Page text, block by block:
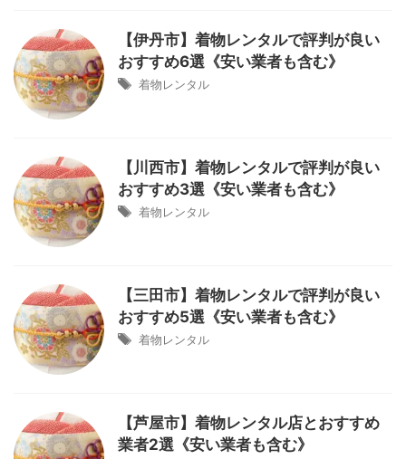
【伊丹市】着物レンタルで評判が良い
おすすめ6選《安い業者も含む》
着物レンタル
【川西市】着物レンタルで評判が良い
おすすめ3選《安い業者も含む》
着物レンタル
【三田市】着物レンタルで評判が良い
おすすめ5選《安い業者も含む》
着物レンタル
【芦屋市】着物レンタル店とおすすめ
業者2選《安い業者も含む》